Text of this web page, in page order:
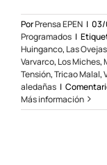
PorPrensa EPEN | 03/
Programados |
Huinganco, Las Ovejas
Varvarco, Los Miches,
Tensión,Tricao Malal,
aledañas |
Más información